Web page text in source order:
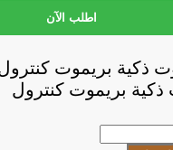
اطلب الآن
ذكية بريموت كنترول